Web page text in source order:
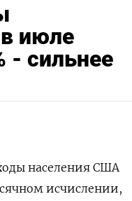
июле
- сильнее
населения США
исчислении,